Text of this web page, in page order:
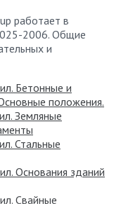
работает в
2006. Общие
и
Бетонные и
положения.
Земляные
Стальные
Основания зданий
Свайные